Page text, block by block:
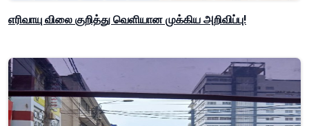
எரிவாயு விலை குறித்து வெளியான முக்கிய அறிவிப்பு!